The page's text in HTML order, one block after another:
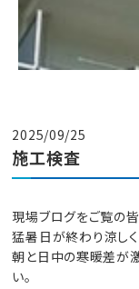
2025/09/25
施工検査
現場ブログをご覧の皆
猛暑日が終わり涼しく
朝と日中の寒暖差が
い。